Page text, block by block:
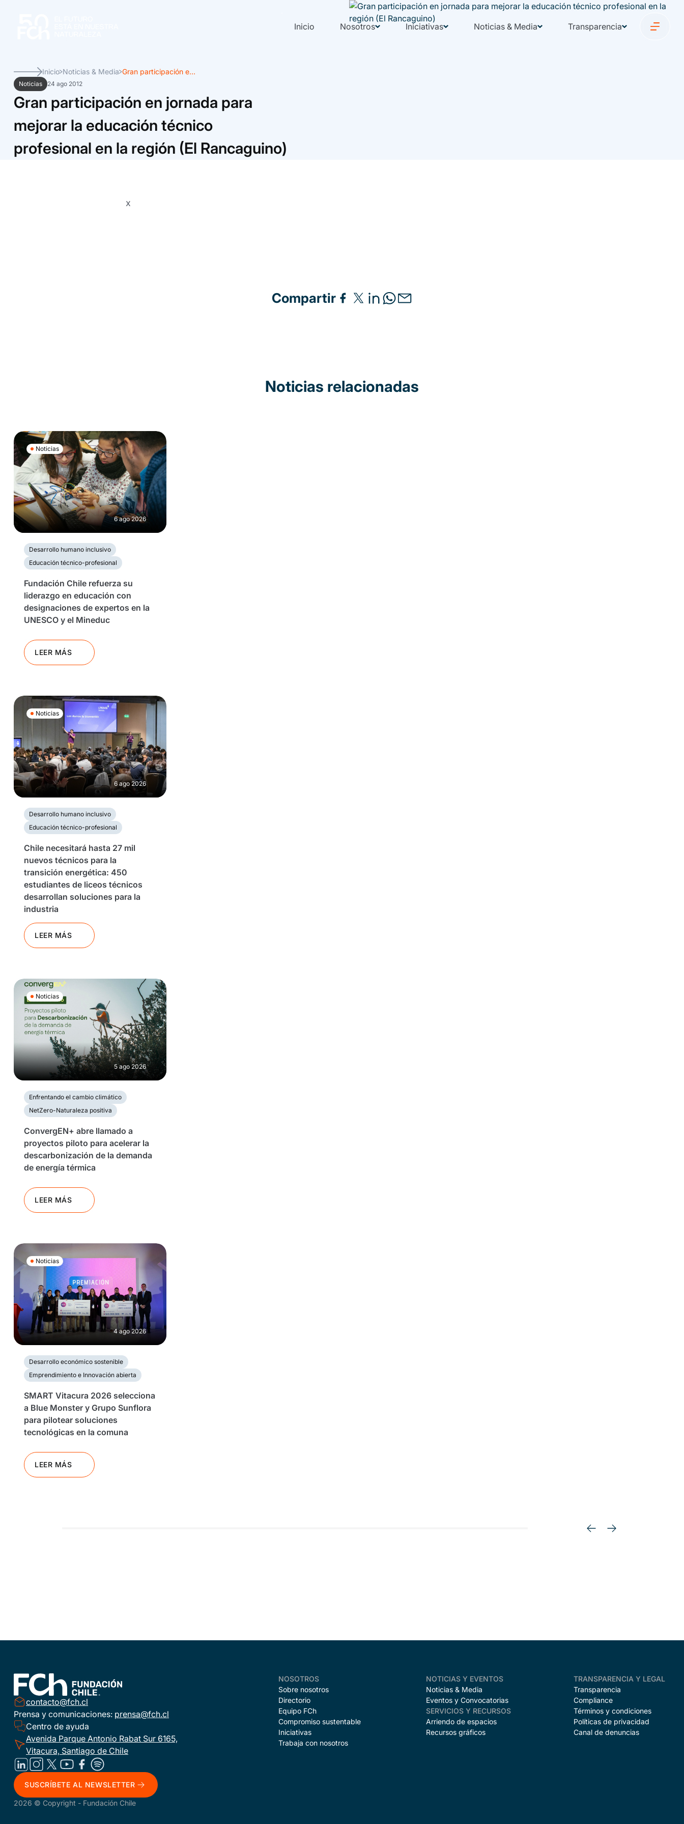
Inicio Nosotros Iniciativas Noticias & Media Transparencia
Inicio Noticias & Media Gran participación e...
Noticias 24 ago 2012
Gran participación en jornada para
mejorar la educación técnico
profesional en la región (El Rancaguino)
x
Compartir
Noticias relacionadas
Noticias
6 ago 2026
Desarrollo humano inclusivo
Educación técnico-profesional
Fundación Chile refuerza su
liderazgo en educación con
designaciones de expertos en la
UNESCO y el Mineduc
LEER MÁS
Noticias
6 ago 2026
Desarrollo humano inclusivo
Educación técnico-profesional
Chile necesitará hasta 27 mil
nuevos técnicos para la
transición energética: 450
estudiantes de liceos técnicos
desarrollan soluciones para la
industria
LEER MÁS
Noticias
5 ago 2026
Enfrentando el cambio climático
NetZero-Naturaleza positiva
ConvergEN+ abre llamado a
proyectos piloto para acelerar la
descarbonización de la demanda
de energía térmica
LEER MÁS
Noticias
4 ago 2026
Desarrollo económico sostenible
Emprendimiento e Innovación abierta
SMART Vitacura 2026 selecciona
a Blue Monster y Grupo Sunflora
para pilotear soluciones
tecnológicas en la comuna
LEER MÁS
contacto@fch.cl
Prensa y comunicaciones: prensa@fch.cl
Centro de ayuda
Avenida Parque Antonio Rabat Sur 6165,
Vitacura, Santiago de Chile
NOSOTROS
Sobre nosotros
Directorio
Equipo FCh
Compromiso sustentable
Iniciativas
Trabaja con nosotros
NOTICIAS Y EVENTOS
Noticias & Media
Eventos y Convocatorias
SERVICIOS Y RECURSOS
Arriendo de espacios
Recursos gráficos
TRANSPARENCIA Y LEGAL
Transparencia
Compliance
Términos y condiciones
Políticas de privacidad
Canal de denuncias
SUSCRÍBETE AL NEWSLETTER
2026 © Copyright - Fundación Chile